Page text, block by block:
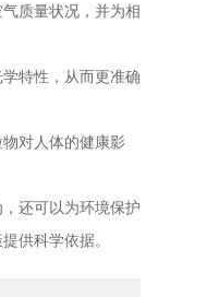
质量状况，并为相
特性，从而更准确
对人体的健康影
还可以为环境保护
供科学依据。